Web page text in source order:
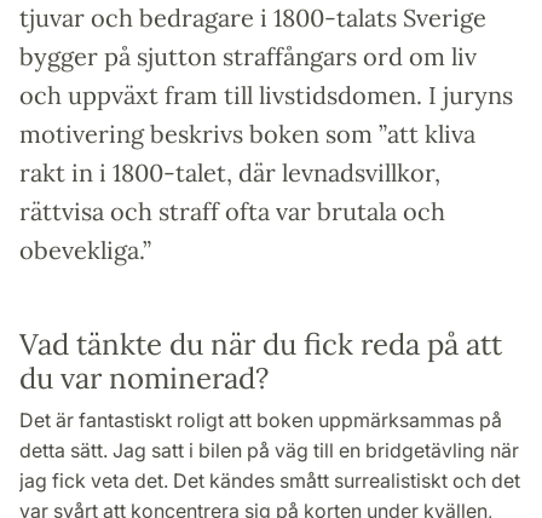
tjuvar och bedragare i 1800-talats Sverige
bygger på sjutton straffångars ord om liv
och uppväxt fram till livstidsdomen. I juryns
motivering beskrivs boken som ”att kliva
rakt in i 1800-talet, där levnadsvillkor,
rättvisa och straff ofta var brutala och
obevekliga.”
Vad tänkte du när du fick reda på att
du var nominerad?
Det är fantastiskt roligt att boken uppmärksammas på
detta sätt. Jag satt i bilen på väg till en bridgetävling när
jag fick veta det. Det kändes smått surrealistiskt och det
var svårt att koncentrera sig på korten under kvällen,